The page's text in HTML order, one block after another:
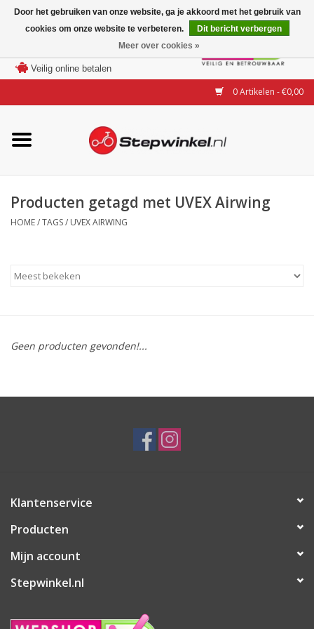
Veilig online betalen
0 Artikelen - €0,00
Merken
Modellen
Accessoires
Steps huren of uitproberen
Producten getagd met UVEX Airwing
HOME/TAGS/ UVEX AIRWING
Geen producten gevonden!...
Klantenservice
Producten
Mijn account
Stepwinkel.nl
Door het gebruiken van onze website, ga je akkoord met het gebruik van
cookies om onze website te verbeteren.
Dit bericht verbergen
Meer over cookies »